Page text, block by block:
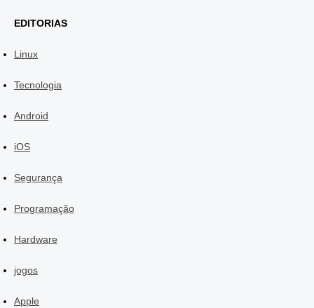
EDITORIAS
Linux
Tecnologia
Android
iOS
Segurança
Programação
Hardware
jogos
Apple